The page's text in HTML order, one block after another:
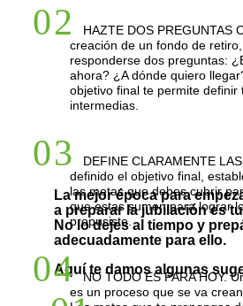
02
HAZTE DOS PREGUNTAS
creación de un fondo de
responderse dos preguntas:
ahora? ¿A dónde quiero
objetivo final te permite definir
intermedias.
03
DEFINE CLARAMENTE
definido el objetivo final,
las metas que debes cubrir
que estas sumen para lograr
propusiste.
04 NO TODO ES PARA HOY.
es un proceso que se va
La mejor época para
a preparar la jubilación es
No lo dejes al tiempo y
adecuadamente para ello.
Aquí te damos algunas